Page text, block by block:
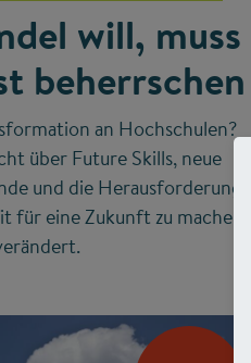
will, muss
beherrschen
an Hochschulen?
über Future Skills, neue
und die Herausforderung,
eine Zukunft zu machen,